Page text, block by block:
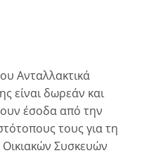
Ανταλλακτικά
είναι δωρεάν και
έσοδα από την
τους για τη
Συσκευών